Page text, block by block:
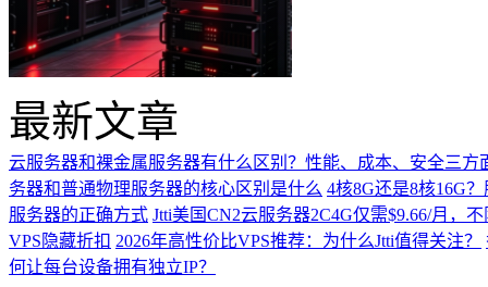
最新文章
云服务器和裸金属服务器有什么区别？性能、成本、安全三方
务器和普通物理服务器的核心区别是什么 4核8G还是8核16G
服务器的正确方式 Jtti美国CN2云服务器2C4G仅需$9.66/月，
VPS隐藏折扣 2026年高性价比VPS推荐：为什么Jtti值得关注？
何让每台设备拥有独立IP？